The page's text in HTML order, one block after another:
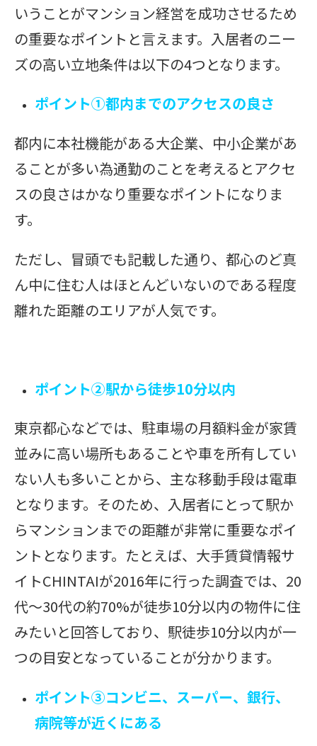
いうことがマンション経営を成功させるため
の重要なポイントと言えます。入居者のニー
ズの高い立地条件は以下の4つとなります。
ポイント➀都内までのアクセスの良さ
都内に本社機能がある大企業、中小企業があ
ることが多い為通勤のことを考えるとアクセ
スの良さはかなり重要なポイントになりま
す。
ただし、冒頭でも記載した通り、都心のど真
ん中に住む人はほとんどいないのである程度
離れた距離のエリアが人気です。
ポイント➁駅から徒歩10分以内
東京都心などでは、駐車場の月額料金が家賃
並みに高い場所もあることや車を所有してい
ない人も多いことから、主な移動手段は電車
となります。そのため、入居者にとって駅か
らマンションまでの距離が非常に重要なポイ
ントとなります。たとえば、大手賃貸情報サ
イトCHINTAIが2016年に行った調査では、20
代～30代の約70%が徒歩10分以内の物件に住
みたいと回答しており、駅徒歩10分以内が一
つの目安となっていることが分かります。
ポイント③コンビニ、スーパー、銀行、
病院等が近くにある